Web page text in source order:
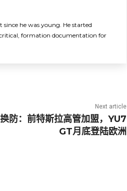
he was young. He started
formation documentation for
Next article
防：前特斯拉高管加盟，YU7
GT月底登陆欧洲